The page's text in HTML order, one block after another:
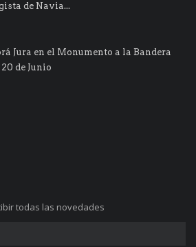
de Navia...
Jura en el Monumento a la Bandera
20 de Junio
todas las novedades